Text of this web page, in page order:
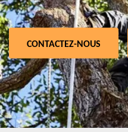
CONTACTEZ-NOUS